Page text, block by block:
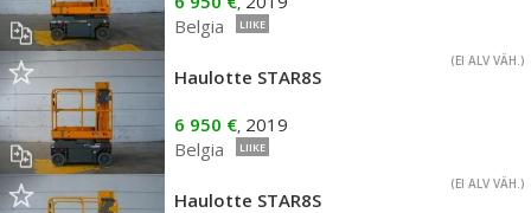
Belgia
LIIKE
(EI ALV VÄH.)
Haulotte STAR8S
6 950 €, 2019
Belgia
LIIKE
(EI ALV VÄH.)
Haulotte STAR8S